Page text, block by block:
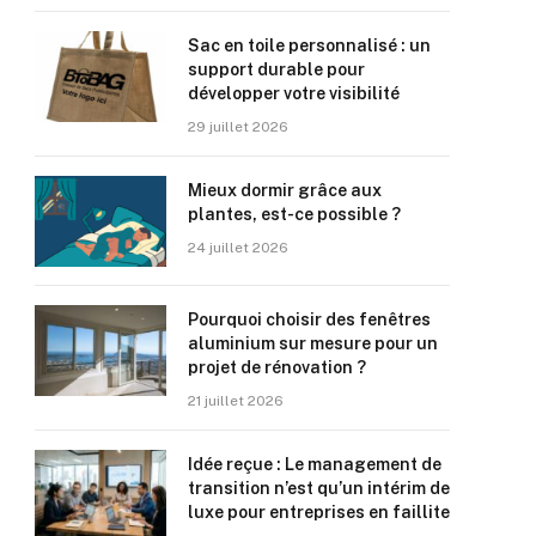
Sac en toile personnalisé : un
support durable pour
développer votre visibilité
29 juillet 2026
Mieux dormir grâce aux
plantes, est-ce possible ?
24 juillet 2026
Pourquoi choisir des fenêtres
aluminium sur mesure pour un
projet de rénovation ?
21 juillet 2026
Idée reçue : Le management de
transition n’est qu’un intérim de
luxe pour entreprises en faillite